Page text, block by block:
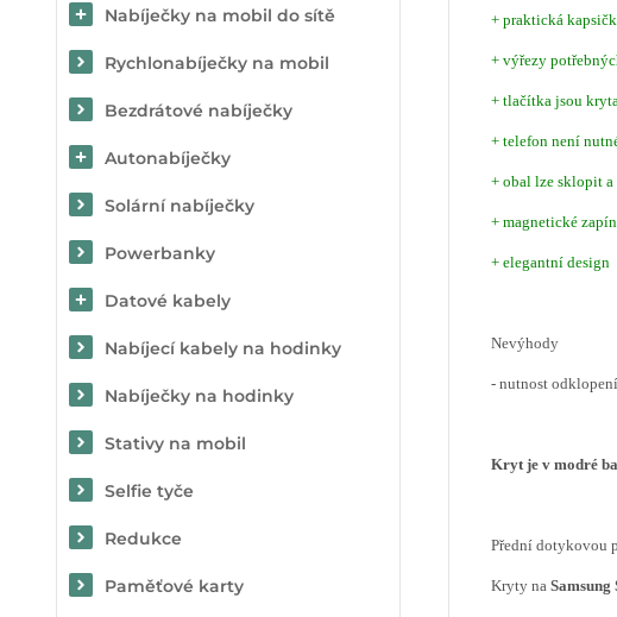
Nabíječky na mobil do sítě
Rychlonabíječky na mobil
Bezdrátové nabíječky
Autonabíječky
Solární nabíječky
Powerbanky
Datové kabely
Nabíjecí kabely na hodinky
Nabíječky na hodinky
Stativy na mobil
Selfie tyče
Redukce
Paměťové karty
+ praktická
+ výřezy
+ tlačítka jsou
+ telefon není
+ obal lze sklopit
+ magnetické
+ elegantní design
Nevýhody
- nutnost
Kryt je v modré
Přední dotykovou
Kryty na Samsung